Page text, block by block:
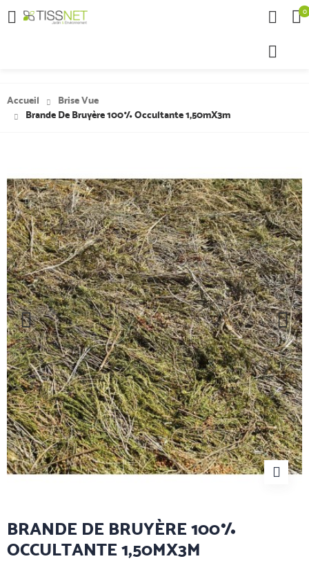
 0
Accueil
Brise Vue
Brande De Bruyère 100% Occultante 1,50mX3m
BRANDE DE BRUYÈRE 100%
OCCULTANTE 1,50MX3M